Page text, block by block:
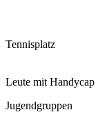
Tennisplatz
Leute mit Handycap
Jugendgruppen